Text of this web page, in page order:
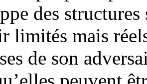
des
limités mais
de son